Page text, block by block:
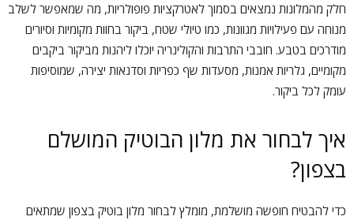
חלק מהמלונות נמצאים בסמוך לאטרקציות פופולריות, מה שמאפשר לשלב
מנוחה עם פעילויות מגוונות, כמו טיולי שטח, ביקור בחוות מקומיות וסיורים
מודרכים בטבע. חובבי התרבות והקולינריה יוכלו ליהנות מביקור ביקבים
מקומיים, גלריות אמנות, מסעדות שף כפריות וסדנאות יצירה, שמוסיפות
עומק לכל ביקור.
איך לבחור את מלון הבוטיק המושלם
בצפון?
כדי להבטיח חופשה מושלמת, מומלץ לבחור מלון בוטיק בצפון שמתאים